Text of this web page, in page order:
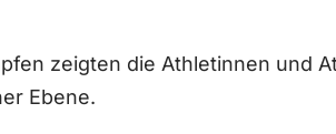
zeigten die Athletinnen und
Ebene.